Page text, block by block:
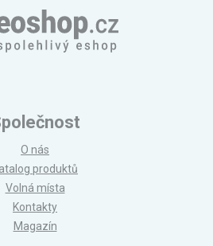
O nás
produktů
Volná místa
Kontakty
Magazín